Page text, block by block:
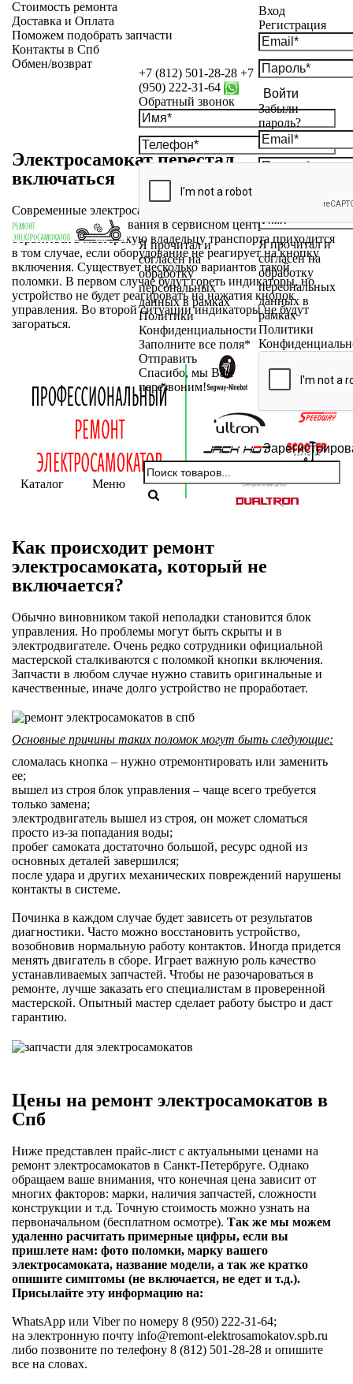
+7 (812) 501-28-28 +7
(950) 222-31-64
Обратный звонок
Я прочитал и
согласен на
обработку
персональных
данных в рамках
Политики
Конфиденциальности
Заполните все поля*
Отправить
Спасибо, мы Вам
перезвоним!
Вход
Регистрация
Войти
Забыли
пароль?
Я прочитал и
согласен на
обработку
персональных
данных в
рамках
Политики
Каталог Меню
Стоимость ремонта
Доставка и Оплата
Поможем подобрать запчасти
Контакты в Спб
Обмен/возврат
Электросамокат перестал
включаться
Современные электросамокаты служат долго и не требуют
регулярного обслуживания в сервисном центре. Обычно
обратиться в мастерскую владельцу транспорта приходится
в том случае, если оборудование не реагирует на кнопку
включения. Существует несколько вариантов такой
поломки. В первом случае будут гореть индикаторы, но
устройство не будет реагировать на нажатия кнопок
управления. Во второй ситуации индикаторы не будут
загораться.
Как происходит ремонт
электросамоката, который не
включается?
Обычно виновником такой неполадки становится блок
управления. Но проблемы могут быть скрыты и в
электродвигателе. Очень редко сотрудники официальной
мастерской сталкиваются с поломкой кнопки включения.
Запчасти в любом случае нужно ставить оригинальные и
качественные, иначе долго устройство не проработает.
Основные причины таких поломок могут быть следующие:
сломалась кнопка – нужно отремонтировать или заменить
ее;
вышел из строя блок управления – чаще всего требуется
только замена;
электродвигатель вышел из строя, он может сломаться
просто из-за попадания воды;
пробег самоката достаточно большой, ресурс одной из
основных деталей завершился;
после удара и других механических повреждений нарушены
контакты в системе.
Починка в каждом случае будет зависеть от результатов
диагностики. Часто можно восстановить устройство,
возобновив нормальную работу контактов. Иногда придется
менять двигатель в сборе. Играет важную роль качество
устанавливаемых запчастей. Чтобы не разочароваться в
ремонте, лучше заказать его специалистам в проверенной
мастерской. Опытный мастер сделает работу быстро и даст
гарантию.
Цены на ремонт электросамокатов в
Спб
Ниже представлен прайс-лист с актуальными ценами на
ремонт электросамокатов в Санкт-Петербруге. Однако
обращаем ваше внимания, что конечная цена зависит от
многих факторов: марки, наличия запчастей, сложности
конструкции и т.д. Точную стоимость можно узнать на
первоначальном (бесплатном осмотре). Так же мы можем
удаленно расчитать примерные цифры, если вы
пришлете нам: фото поломки, марку вашего
электросамоката, название модели, а так же кратко
опишите симптомы (не включается, не едет и т.д.).
Присылайте эту информацию на:
WhatsApp или Viber по номеру 8 (950) 222-31-64;
на электронную почту info@remont-elektrosamokatov.spb.ru
либо позвоните по телефону 8 (812) 501-28-28 и опишите
все на словах.